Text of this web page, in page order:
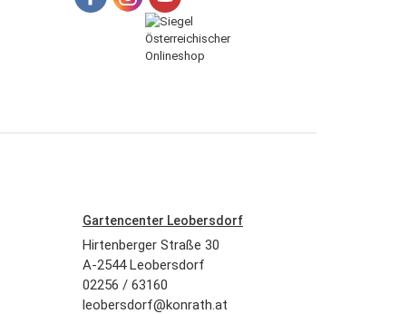
Gartencenter Leobersdorf
Hirtenberger Straße 30
A-2544 Leobersdorf
02256 / 63160
leobersdorf@konrath.at